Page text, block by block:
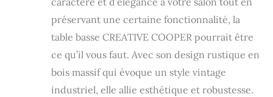
préservant une certaine fonctionnalité, la
table basse CREATIVE COOPER pourrait être
ce qu’il vous faut. Avec son design rustique en
bois massif qui évoque un style vintage
industriel, elle allie esthétique et robustesse.